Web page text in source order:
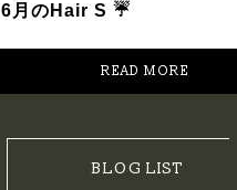
6月のHair S ☔️
READ MORE
BLOG LIST